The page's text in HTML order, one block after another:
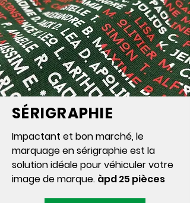
SÉRIGRAPHIE
Impactant et bon marché, le
marquage en sérigraphie est la
solution idéale pour véhiculer votre
image de marque. àpd 25 pièces